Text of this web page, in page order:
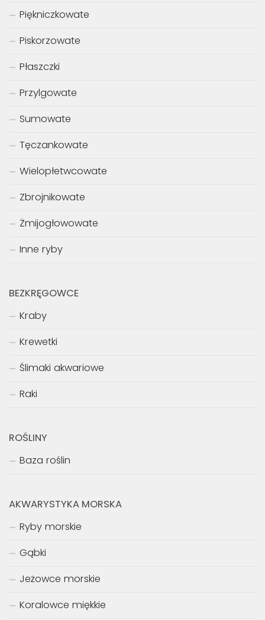
Piękniczkowate
Piskorzowate
Płaszczki
Przylgowate
Sumowate
Tęczankowate
Wielopłetwcowate
Zbrojnikowate
Żmijogłowowate
Inne ryby
BEZKRĘGOWCE
Kraby
Krewetki
Ślimaki akwariowe
Raki
ROŚLINY
Baza roślin
AKWARYSTYKA MORSKA
Ryby morskie
Gąbki
Jeżowce morskie
Koralowce miękkie